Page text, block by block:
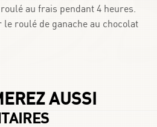
au frais pendant 4 heures.
le roulé de ganache au chocolat
AUSSI